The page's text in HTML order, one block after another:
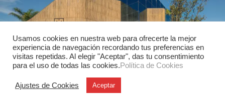
Usamos cookies en nuestra web para ofrecerte la mejor
experiencia de navegación recordando tus preferencias en
visitas repetidas. Al elegir "Aceptar", das tu consentimiento
para el uso de todas las cookies.Política de Cookies
Ajustes de Cookies Aceptar